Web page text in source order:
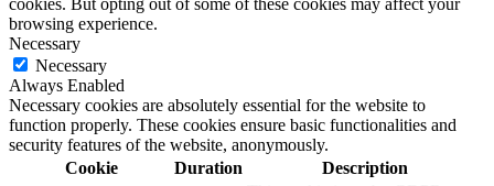
cookies. But opting out of some of these cookies may affect your
browsing experience.
Necessary
Necessary
Always Enabled
Necessary cookies are absolutely essential for the website to
function properly. These cookies ensure basic functionalities and
security features of the website, anonymously.
Cookie
Duration Description